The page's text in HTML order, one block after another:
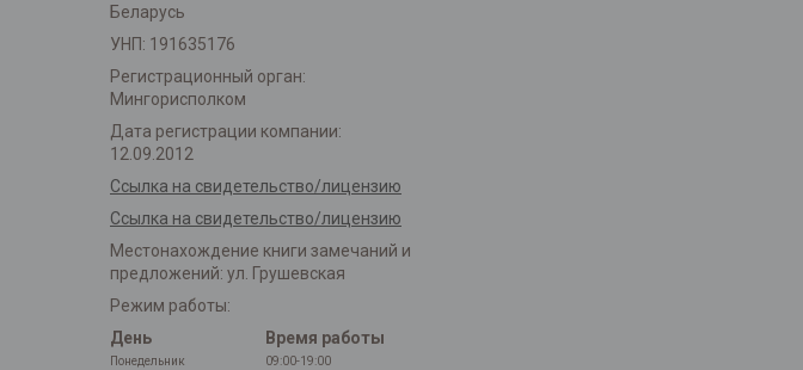
Беларусь
УНП: 191635176
Регистрационный орган:
Мингорисполком
Дата регистрации компании:
12.09.2012
Ссылка на свидетельство/лицензию
Ссылка на свидетельство/лицензию
Местонахождение книги замечаний и
предложений: ул. Грушевская
Режим работы:
День
Время работы
Понедельник 09:00-19:00